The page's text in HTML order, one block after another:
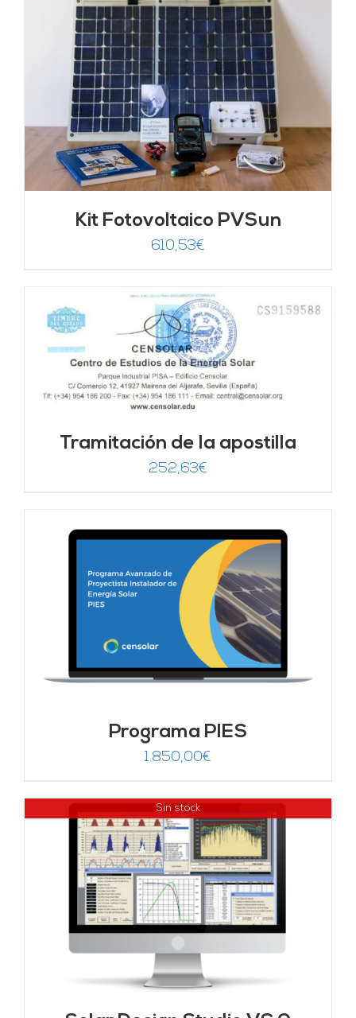
Kit Fotovoltaico PVSun
610,53€
Tramitación de la apostilla
252,63€
Programa PIES
1.850,00€
Sin stock